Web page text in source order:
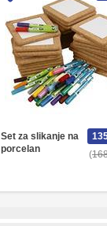
Set za slikanje na
porcelan